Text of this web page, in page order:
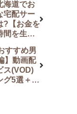
海道でお
宅配サー
?【お金を
間を生み
すすめ男
】動画配
ス(VOD)
グ5選＋番